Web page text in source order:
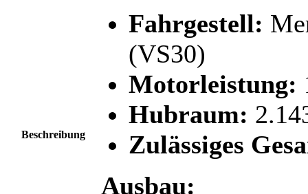
Beschreibung
Fahrgestell:
(VS30)
Motorleistung:
Hubraum:
Zulässiges
Ausbau: